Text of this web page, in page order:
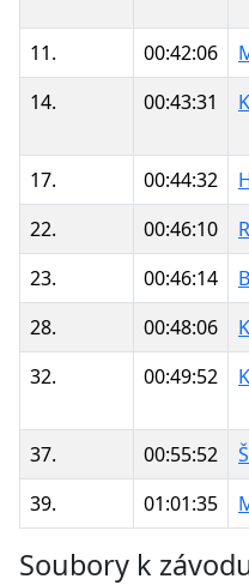
11. 00:42:06
14.
00:43:31
17. 00:44:32
22.
00:46:10
23.
00:46:14
28.
00:48:06
32.
00:49:52
37. 00:55:52
39.
01:01:35
Soubory k